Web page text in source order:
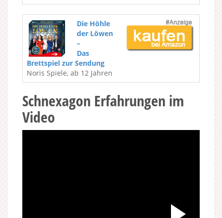
Die Höhle
der Löwen
–
Das
Brettspiel zur Sendung
Noris Spiele, ab 12 Jahren
Schnexagon Erfahrungen im
Video